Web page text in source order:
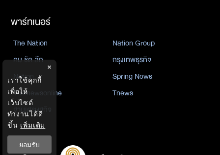
พาร์ทเนอร์
The Nation
Nation Group
คม ชัด ลึก
กรุงเทพธุรกิจ
Nation
Spring News
Thainewsonline
Tnews
ฐานเศรษฐกิจ
×
เราใช้คุกกี้
เพื่อให้
เว็บไซต์
ทำงานได้ดี
ขึ้น เพิ่มเติม
ยอมรับ